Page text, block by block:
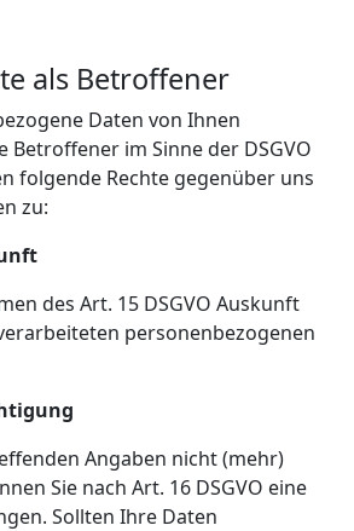
als Betroffener
Daten von Ihnen
Betroffener im Sinne der DSGVO
folgende Rechte gegenüber uns
zu:
des Art. 15 DSGVO Auskunft
personenbezogenen
Angaben nicht (mehr)
Sie nach Art. 16 DSGVO eine
Sollten Ihre Daten